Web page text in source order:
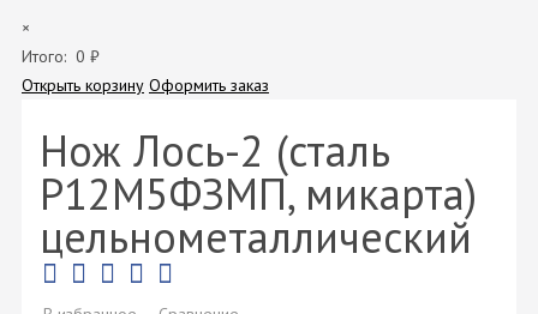
×
Итого: 0 ₽
Открыть корзину Оформить заказ
Нож Лось-2 (сталь
Р12М5ФЗМП, микарта)
цельнометаллический